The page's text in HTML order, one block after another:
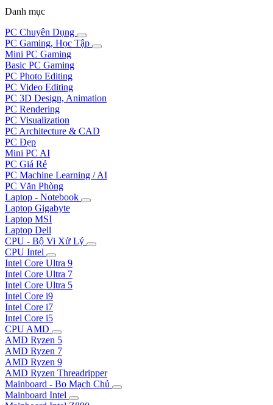
Danh mục
PC Chuyên Dụng
PC Gaming, Học Tập
Mini PC Gaming
Basic PC Gaming
PC Photo Editing
PC Video Editing
PC 3D Design, Animation
PC Rendering
PC Visualization
PC Architecture & CAD
PC Đẹp
Mini PC AI
PC Giá Rẻ
PC Machine Learning / AI
PC Văn Phòng
Laptop - Notebook
Laptop Gigabyte
Laptop MSI
Laptop Dell
CPU - Bộ Vi Xử Lý
CPU Intel
Intel Core Ultra 9
Intel Core Ultra 7
Intel Core Ultra 5
Intel Core i9
Intel Core i7
Intel Core i5
CPU AMD
AMD Ryzen 5
AMD Ryzen 7
AMD Ryzen 9
AMD Ryzen Threadripper
Mainboard - Bo Mạch Chủ
Mainboard Intel